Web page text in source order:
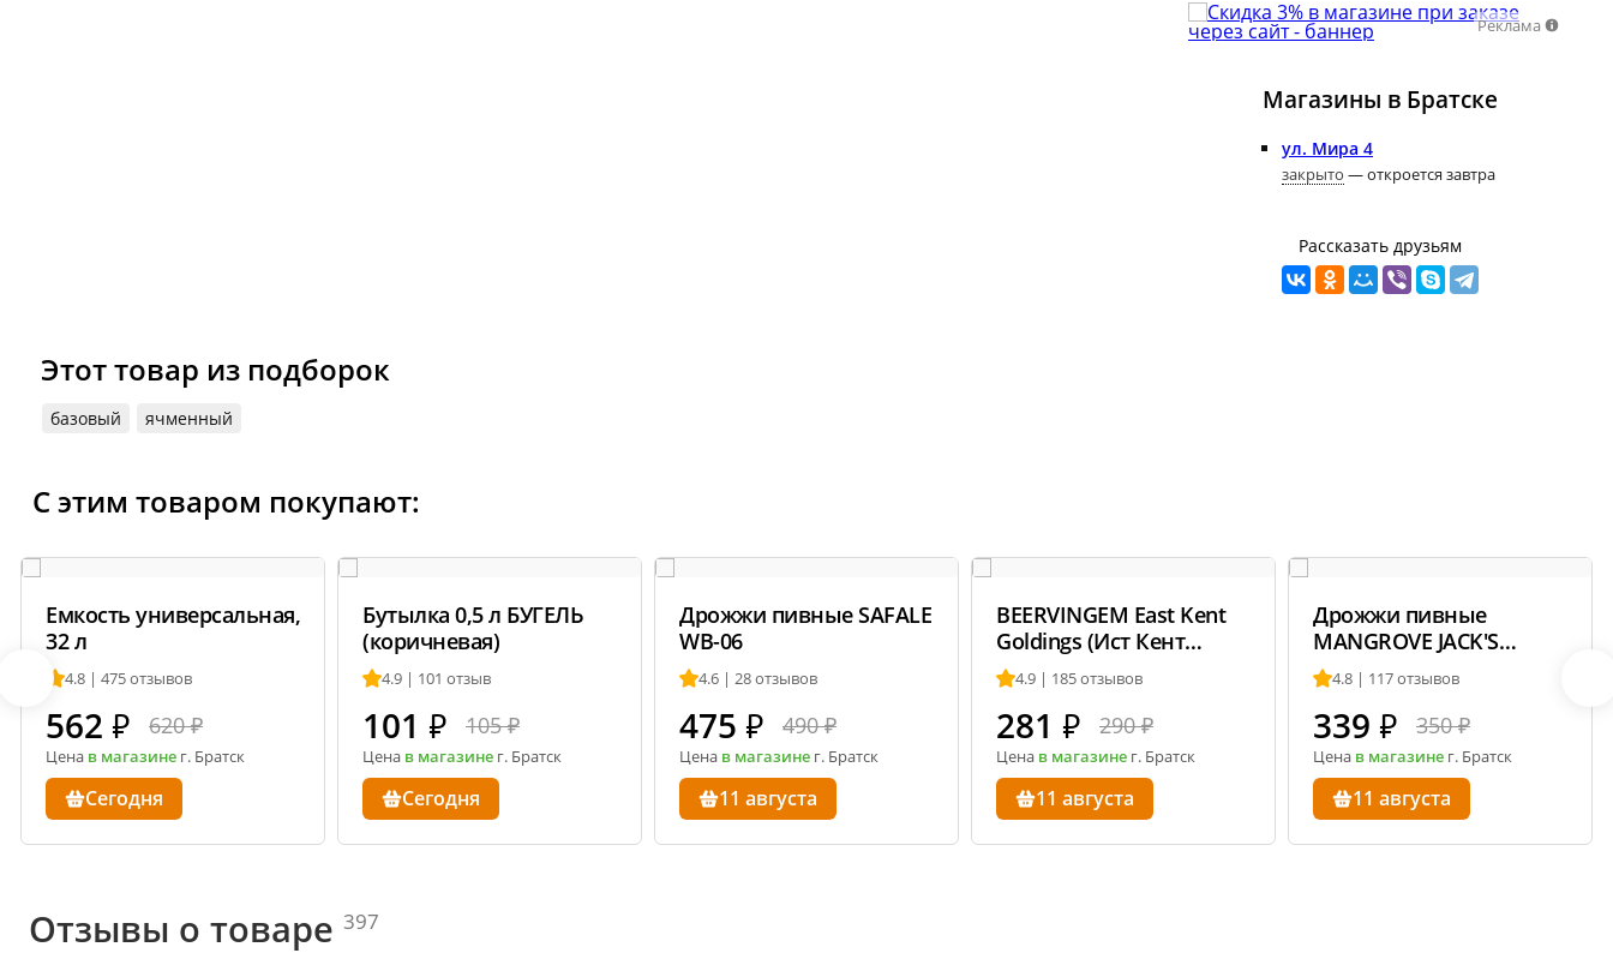
Реклама
Магазины в Братске
ул. Мира 4
закрыто — откроется завтра
Рассказать друзьям
Этот товар из подборок
базовый ячменный
С этим товаром покупают:
Емкость универсальная,
32 л
4.8 | 475 отзывов
562 ₽ 620 ₽
Цена в магазине г. Братск
Сегодня
Бутылка 0,5 л БУГЕЛЬ
(коричневая)
4.9 | 101 отзыв
101 ₽ 105 ₽
Цена в магазине г. Братск
Сегодня
Дрожжи пивные SAFALE
WB-06
4.6 | 28 отзывов
475 ₽ 490 ₽
Цена в магазине г. Братск
11 августа
BEERVINGEM East Kent
Goldings (Ист Кент
Голдингс), 50 г
4.9 | 185 отзывов
281 ₽ 290 ₽
Цена в магазине г. Братск
11 августа
Дрожжи пивные
MANGROVE JACK'S
Bavarian Wheat M20
4.8 | 117 отзывов
339 ₽ 350 ₽
Цена в магазине г. Братск
11 августа
Отзывы о товаре 397